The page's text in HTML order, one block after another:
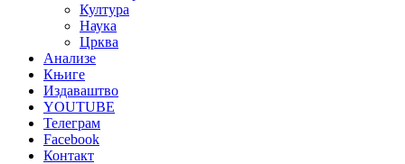
Култура
Наука
Црква
Анализе
Књиге
Издаваштво
YOUTUBE
Телеграм
Facebook
Контакт